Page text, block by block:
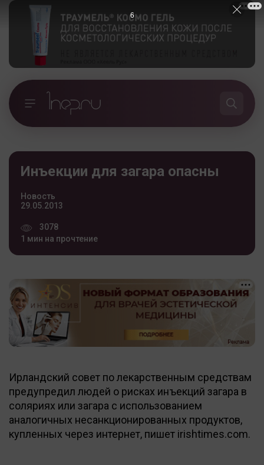
Инъекции для загара опасны
Новость
29.05.2013
3078
1 мин на прочтение
Ирландский совет по лекарственным средствам
предупредил людей о рисках инъекций загара в
соляриях или загара с использованием
аналогичных несанкционированных продуктов,
купленных через интернет, пишет irishtimes.com.
5